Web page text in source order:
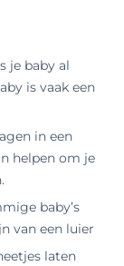
je baby al
is vaak een
in een
helpen om je
baby’s
van een luier
laten